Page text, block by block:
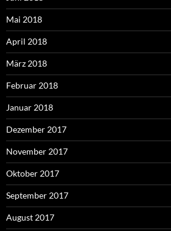
Mai 2018
April 2018
März 2018
Februar 2018
Januar 2018
Dezember 2017
November 2017
Oktober 2017
September 2017
August 2017